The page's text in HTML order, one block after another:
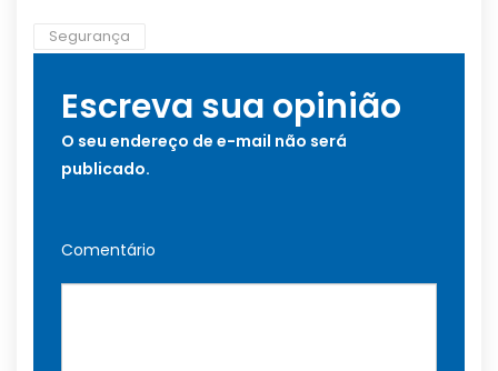
Segurança
Escreva sua opinião
O seu endereço de e-mail não será
publicado.
Comentário